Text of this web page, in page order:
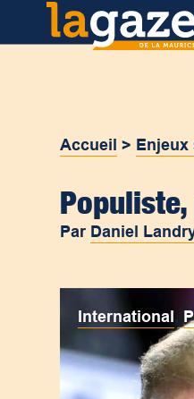
Accueil >
Par Daniel
International ,